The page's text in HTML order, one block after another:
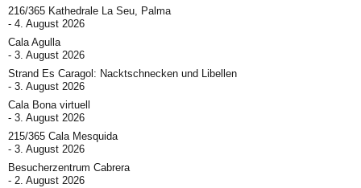
216/365 Kathedrale La Seu, Palma
4. August 2026
Cala Agulla
3. August 2026
Strand Es Caragol: Nacktschnecken und Libellen
3. August 2026
Cala Bona virtuell
3. August 2026
215/365 Cala Mesquida
3. August 2026
Besucherzentrum Cabrera
2. August 2026